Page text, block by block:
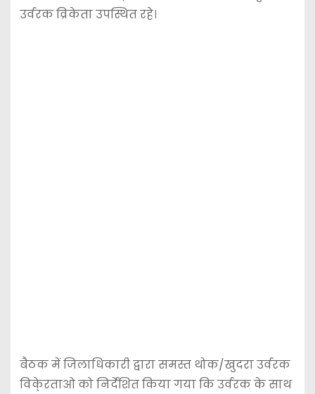
उर्वरक व्रिकेता उपस्थित रहे।
बैठक में जिलाधिकारी द्वारा समस्त थोक/खुदरा उर्वरक
विके्रताओ को निर्देशित किया गया कि उर्वरक के साथ